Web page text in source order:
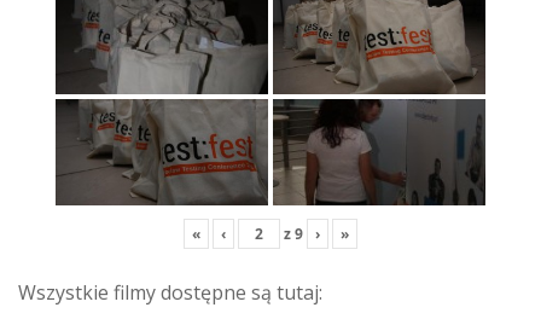
« ‹ z9 › »
Wszystkie filmy dostępne są tutaj: